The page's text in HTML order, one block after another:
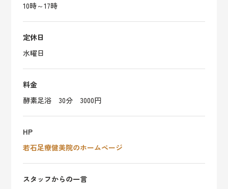
10時～17時
定休日
水曜日
料金
酵素足浴 30分 3000円
HP
若石足療健美院のホームページ
スタッフからの一言